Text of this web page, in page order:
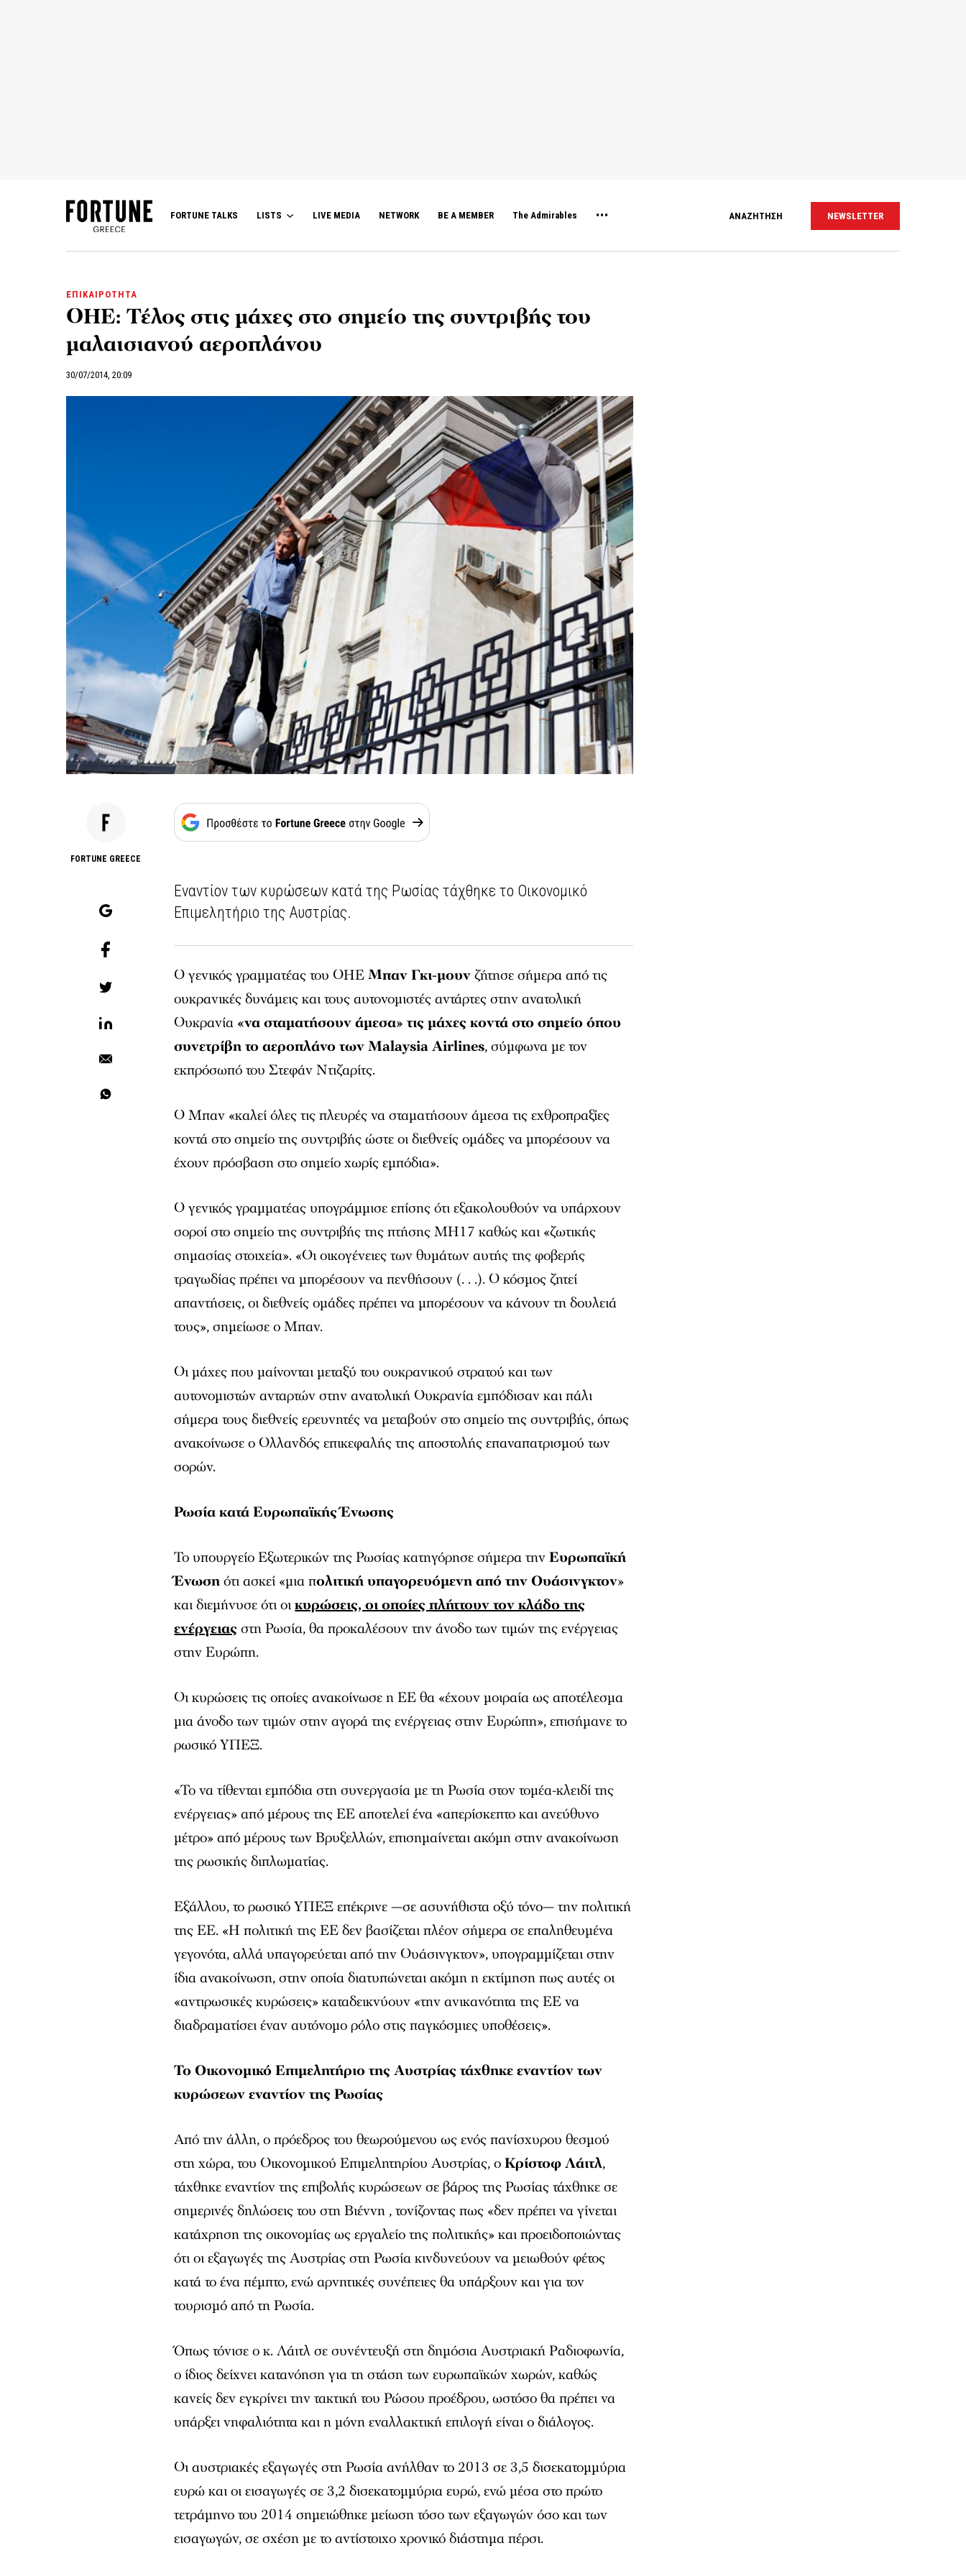
FORTUNE TALKS LISTS LIVE MEDIA NETWORK BE A MEMBER The Admirables ΑΝΑΖΗΤΗΣΗ NEWSLETTER
ΕΠΙΚΑΙΡΟΤΗΤΑ
ΟΗΕ: Τέλος στις μάχες στο σημείο της συντριβής του
μαλαισιανού αεροπλάνου
30/07/2014, 20:09
FORTUNE GREECE
Εναντίον των κυρώσεων κατά της Ρωσίας τάχθηκε το Οικονομικό
Επιμελητήριο της Αυστρίας.
Ο γενικός γραμματέας του ΟΗΕΜπαν Γκι-μουνζήτησε σήμερα από τις
ουκρανικές δυνάμεις και τους αυτονομιστές αντάρτες στην ανατολική
Ουκρανία «να σταματήσουν άμεσα» τις μάχες κοντά στο σημείο όπου
συνετρίβη το αεροπλάνο των Malaysia Airlines, σύμφωνα με τον
εκπρόσωπό του Στεφάν Ντιζαρίτς.
Ο Μπαν «καλεί όλες τις πλευρές να σταματήσουν άμεσα τις εχθροπραξίες
κοντά στο σημείο της συντριβής ώστε οι διεθνείς ομάδες να μπορέσουν να
έχουν πρόσβαση στο σημείο χωρίς εμπόδια».
Ο γενικός γραμματέας υπογράμμισε επίσης ότι εξακολουθούν να υπάρχουν
σοροί στο σημείο της συντριβής της πτήσης MH17 καθώς και «ζωτικής
σημασίας στοιχεία». «Οι οικογένειες των θυμάτων αυτής της φοβερής
τραγωδίας πρέπει να μπορέσουν να πενθήσουν (. . .). Ο κόσμος ζητεί
απαντήσεις, οι διεθνείς ομάδες πρέπει να μπορέσουν να κάνουν τη δουλειά
τους», σημείωσε ο Μπαν.
Οι μάχες που μαίνονται μεταξύ του ουκρανικού στρατού και των
αυτονομιστών ανταρτών στην ανατολική Ουκρανία εμπόδισαν και πάλι
σήμερα τους διεθνείς ερευνητές να μεταβούν στο σημείο της συντριβής, όπως
ανακοίνωσε ο Ολλανδός επικεφαλής της αποστολής επαναπατρισμού των
σορών.
Ρωσία κατά Ευρωπαϊκής Ένωσης
Το υπουργείο Εξωτερικών της Ρωσίας κατηγόρησε σήμερα τηνΕυρωπαϊκή
Ένωσηότι ασκεί «μια πολιτική υπαγορευόμενη από την Ουάσινγκτον»
και διεμήνυσε ότι οικυρώσεις, οι οποίες πλήττουν τον κλάδο της
ενέργειας στη Ρωσία, θα προκαλέσουν την άνοδο των τιμών της ενέργειας
στην Ευρώπη.
Οι κυρώσεις τις οποίες ανακοίνωσε η ΕΕ θα «έχουν μοιραία ως αποτέλεσμα
μια άνοδο των τιμών στην αγορά της ενέργειας στην Ευρώπη», επισήμανε το
ρωσικό ΥΠΕΞ.
«Το να τίθενται εμπόδια στη συνεργασία με τη Ρωσία στον τομέα-κλειδί της
ενέργειας» από μέρους της ΕΕ αποτελεί ένα «απερίσκεπτο και ανεύθυνο
μέτρο» από μέρους των Βρυξελλών, επισημαίνεται ακόμη στην ανακοίνωση
της ρωσικής διπλωματίας.
Εξάλλου, το ρωσικό ΥΠΕΞ επέκρινε —σε ασυνήθιστα οξύ τόνο— την πολιτική
της ΕΕ. «Η πολιτική της ΕΕ δεν βασίζεται πλέον σήμερα σε επαληθευμένα
γεγονότα, αλλά υπαγορεύεται από την Ουάσινγκτον», υπογραμμίζεται στην
ίδια ανακοίνωση, στην οποία διατυπώνεται ακόμη η εκτίμηση πως αυτές οι
«αντιρωσικές κυρώσεις» καταδεικνύουν «την ανικανότητα της ΕΕ να
διαδραματίσει έναν αυτόνομο ρόλο στις παγκόσμιες υποθέσεις».
Το Οικονομικό Επιμελητήριο της Αυστρίας τάχθηκε εναντίον των
κυρώσεων εναντίον της Ρωσίας
Από την άλλη, ο πρόεδρος του θεωρούμενου ως ενός πανίσχυρου θεσμού
στη χώρα, του Οικονομικού Επιμελητηρίου Αυστρίας, οΚρίστοφ Λάιτλ,
τάχθηκε εναντίον της επιβολής κυρώσεων σε βάρος της Ρωσίας τάχθηκε σε
σημερινές δηλώσεις του στη Βιέννη , τονίζοντας πως «δεν πρέπει να γίνεται
κατάχρηση της οικονομίας ως εργαλείο της πολιτικής» και προειδοποιώντας
ότι οι εξαγωγές της Αυστρίας στη Ρωσία κινδυνεύουν να μειωθούν φέτος
κατά το ένα πέμπτο, ενώ αρνητικές συνέπειες θα υπάρξουν και για τον
τουρισμό από τη Ρωσία.
Όπως τόνισε ο κ. Λάιτλ σε συνέντευξή στη δημόσια Αυστριακή Ραδιοφωνία,
ο ίδιος δείχνει κατανόηση για τη στάση των ευρωπαϊκών χωρών, καθώς
κανείς δεν εγκρίνει την τακτική του Ρώσου προέδρου, ωστόσο θα πρέπει να
υπάρξει νηφαλιότητα και η μόνη εναλλακτική επιλογή είναι ο διάλογος.
Οι αυστριακές εξαγωγές στη Ρωσία ανήλθαν το 2013 σε 3,5 δισεκατομμύρια
ευρώ και οι εισαγωγές σε 3,2 δισεκατομμύρια ευρώ, ενώ μέσα στο πρώτο
τετράμηνο του 2014 σημειώθηκε μείωση τόσο των εξαγωγών όσο και των
εισαγωγών, σε σχέση με το αντίστοιχο χρονικό διάστημα πέρσι.